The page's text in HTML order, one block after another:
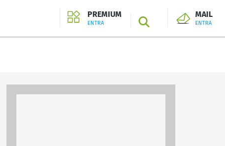
PREMIUM
ENTRA SEARCH
MAIL
ENTRA